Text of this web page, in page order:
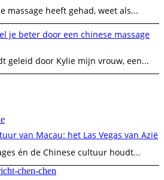
massage heeft gehad, weet als...
je beter door een chinese massage
geleid door Kylie mijn vrouw, een...
van Macau: het Las Vegas van Azië
én de Chinese cultuur houdt...